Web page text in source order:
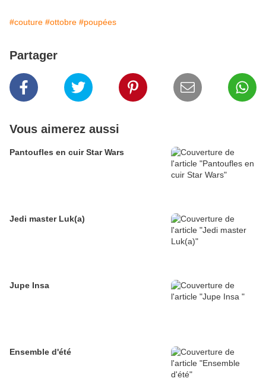
#couture #ottobre #poupées
Partager
Vous aimerez aussi
Pantoufles en cuir Star Wars
Jedi master Luk(a)
Jupe Insa
Ensemble d'été